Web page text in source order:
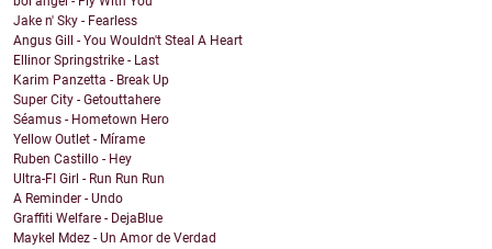
Jake n' Sky - Fearless
Angus Gill - You Wouldn't Steal A Heart
Ellinor Springstrike - Last
Karim Panzetta - Break Up
Super City - Getouttahere
Séamus - Hometown Hero
Yellow Outlet - Mírame
Ruben Castillo - Hey
Ultra-FI Girl - Run Run Run
A Reminder - Undo
Graffiti Welfare - DejaBlue
Maykel Mdez - Un Amor de Verdad